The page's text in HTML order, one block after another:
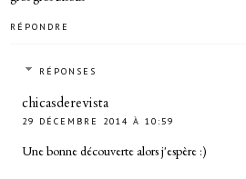
RÉPONDRE
RÉPONSES
chicasderevista
29 DÉCEMBRE 2014 À 10:59
Une bonne découverte alors j'espère :)